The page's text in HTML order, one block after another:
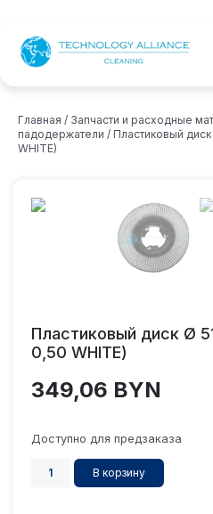
Главная / Запчасти и расходные
падодержатели / Пластиковый
WHITE)
Пластиковый диск Ø
0,50 WHITE)
349,06 BYN
Доступно для предзаказа
В корзину